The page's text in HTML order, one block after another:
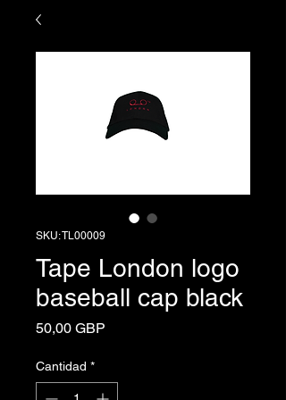
SKU: TL00009
Tape London logo
baseball cap black
50,00 GBP
Cantidad *